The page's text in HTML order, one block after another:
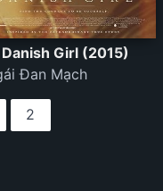
Girl (2015)
Đan Mạch
2